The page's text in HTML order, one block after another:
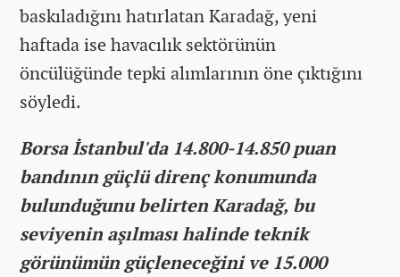
baskıladığını hatırlatan Karadağ, yeni
haftada ise havacılık sektörünün
öncülüğünde tepki alımlarının öne çıktığını
söyledi.
Borsa İstanbul'da 14.800-14.850 puan
bandının güçlü direnç konumunda
bulunduğunu belirten Karadağ, bu
seviyenin aşılması halinde teknik
görünümün güçleneceğini ve 15.000